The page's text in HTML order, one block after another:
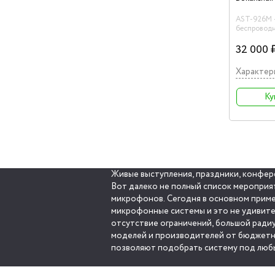
AST-926M
ручными
32 000
Живые выступления, праздники,
Вот далеко не полный список
микрофонов. Сегодня в основном
микрофонные системы и это не
отсутствие ограничений, большой
моделей и производителей от
позволяют подобрать систему под